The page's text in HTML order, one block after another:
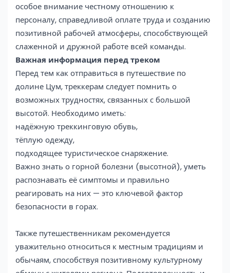
особое внимание честному отношению к
персоналу, справедливой оплате труда и созданию
позитивной рабочей атмосферы, способствующей
слаженной и дружной работе всей команды.
Важная информация перед треком
Перед тем как отправиться в путешествие по
долине Цум, треккерам следует помнить о
возможных трудностях, связанных с большой
высотой. Необходимо иметь:
надёжную треккинговую обувь,
тёплую одежду,
подходящее туристическое снаряжение.
Важно знать о горной болезни (высотной), уметь
распознавать её симптомы и правильно
реагировать на них — это ключевой фактор
безопасности в горах.
Также путешественникам рекомендуется
уважительно относиться к местным традициям и
обычаям, способствуя позитивному культурному